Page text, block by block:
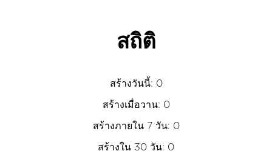
สถิติ
สร้างวันนี้: 0
สร้างเมื่อวาน: 0
สร้างภายใน 7 วัน: 0
สร้างใน 30 วัน: 0